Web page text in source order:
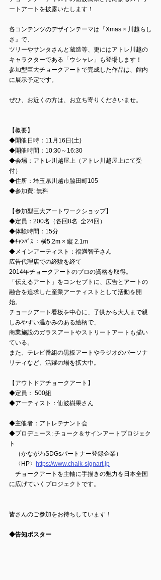
ートアートを披露いたします！
各コンテンツのデザインテーマは『Xmas × 川越らし
さ』で、
ツリーやサンタさんと蔵造等、更にはアトレ川越の
キャラクターである「ウシャレ」も登場します！
参加型巨大チョークアートで完成した作品は、館内
に展示予定です。
ぜひ、お近くの方は、お立ち寄りくださいませ。
【概要】
◆開催日時：11月16日(土)
◆開催時間：10:30～16:30
◆会場：アトレ川越屋上（アトレ川越屋上にて受
付）
◆住所：埼玉県川越市脇田町105
◆参加費: 無料
【参加型巨大アートワークショップ】
◆定員：200名（各回8名･全24回）
◆体験時間：15分
◆ｷｬﾝﾊﾞｽ ：横5.2m × 縦 2.1m
◆メインアーティスト：福満智子さん
広告代理店での経験を経て
2014年チョークアートのプロの資格を取得。
「伝えるアート」をコンセプトに、広告とアートの
融合を追求した産業アーティストとして活動を開
始。
チョークアート看板を中心に、子供から大人まで親
しみやすい温かみのある絵柄で、
商業施設のガラスアートやストリートアートも描い
ている。
また、テレビ番組の黒板アートやラジオのパーソナ
リティなど、活躍の場を拡大中。
【アウトドアチョークアート】
◆定員： 500組
◆アーティスト：仙波樹果さん
◆主催者：アトレテナント会
◆プロデュース: チョーク＆サインアートプロジェク
ト
（かながわSDGsパートナー登録企業）
〈HP〉
https://www.chalk-signart.jp
チョークアートを主軸に手描きの魅力を日本全国
に広げていくプロジェクトです。
皆さんのご参加をお待ちしています！
◆告知ポスター